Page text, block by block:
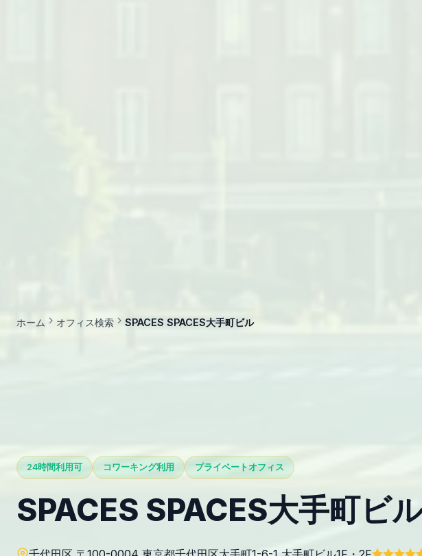
ホーム オフィス検索 SPACES SPACES大手町ビル
24時間利用可 コワーキング利用 プライベートオフィス
SPACES SPACES大手町ビ